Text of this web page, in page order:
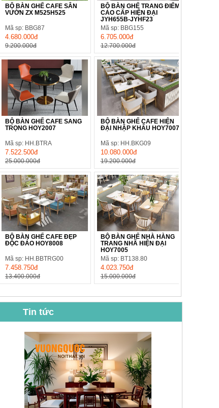
BỘ BÀN GHẾ CAFE SÂN
VƯỜN ZX M525H525
Mã sp: BBG87
4.680.000đ
9.200.000đ
BỘ BÀN GHẾ TRANG ĐIỂM
CAO CẤP HIỆN ĐẠI
JYH655B-JYHF23
Mã sp: BBG155
6.705.000đ
12.700.000đ
BỘ BÀN GHẾ CAFE SANG
TRỌNG HOY2007
Mã sp: HH.BTRA
7.522.500đ
25.000.000đ
BỘ BÀN GHẾ CAFE HIỆN
ĐẠI NHẬP KHẨU HOY7007
Mã sp: HH.BKG09
10.080.000đ
19.200.000đ
BỘ BÀN GHẾ CAFE ĐẸP
ĐỘC ĐÁO HOY8008
Mã sp: HH.BBTRG00
7.458.750đ
13.400.000đ
BỘ BÀN GHẾ NHÀ HÀNG
TRANG NHÃ HIỆN ĐẠI
HOY7005
Mã sp: BT138.80
4.023.750đ
15.000.000đ
BỘ BÀN GHẾ CAFE NHẬP
KHẨU CAO CẤP HOY7006
Mã sp: BT135
14.178.750đ
24.700.000đ
BỘ BÀN TRÀ GỖ TỰ NHIÊN
PHONG CÁCH TRUNG HOA
KIỂU MỚI...
Mã sp: BT138.80
20.250.000đ
39.150.000đ
Tin tức